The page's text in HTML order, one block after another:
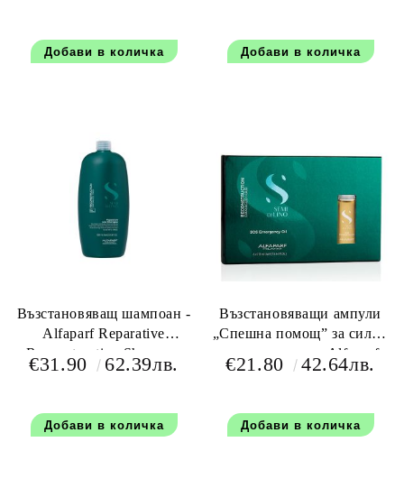
Възстановяващ шампоан -
Alfaparf Reparative
Reconstruction Shampoo
1000 мл.
€31.90 62.39лв.
Възстановяващи ампули
„Спешна помощ” за силно
Reconstruction SOS
€21.80 42.64лв.